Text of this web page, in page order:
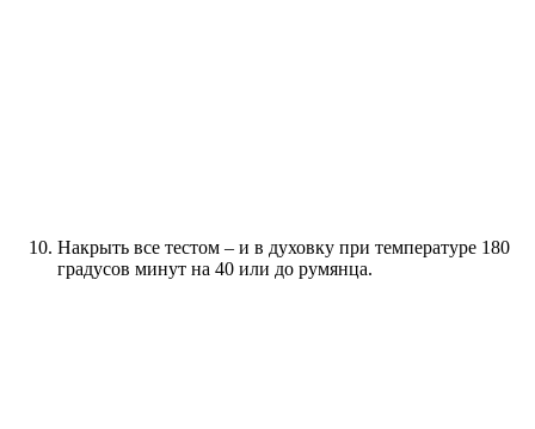
Накрыть все тестом – и в духовку при температуре 180
градусов минут на 40 или до румянца.